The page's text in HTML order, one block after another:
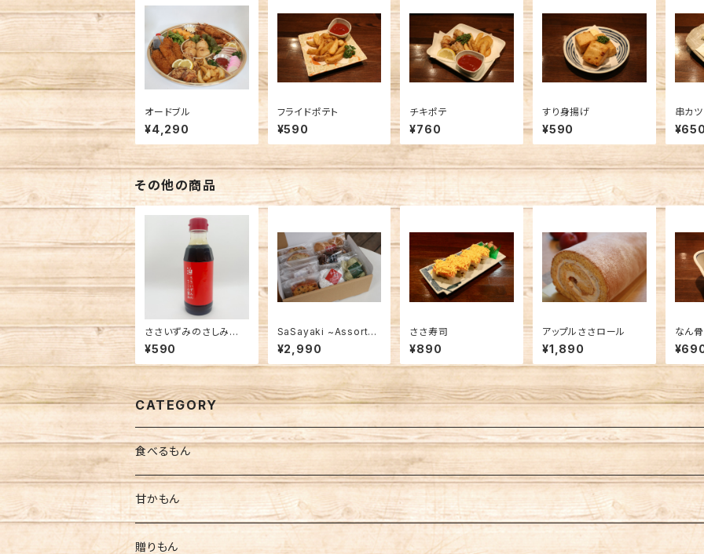
オードブル
¥4,290
フライドポテト
¥590
チキポテ
¥760
すり身揚げ
¥590
串カツ
その他の商品
ささいずみのさしみ醤
油
¥590
SaSayaki ~Assorte
d baked sweets~
¥2,990
ささ寿司
¥890
アップルささロール
¥1,890
なん
CATEGORY
食べるもん
お魚
活き造り
お寿司
甘かもん
バースデーケーキ
贈りもん